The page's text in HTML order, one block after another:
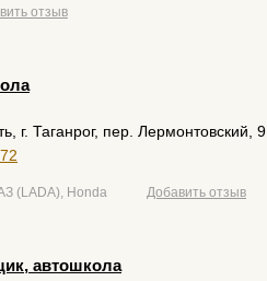
отзыв
г. Таганрог, пер. Лермонтовский, 9
(LADA), Honda Добавить отзыв
автошкола